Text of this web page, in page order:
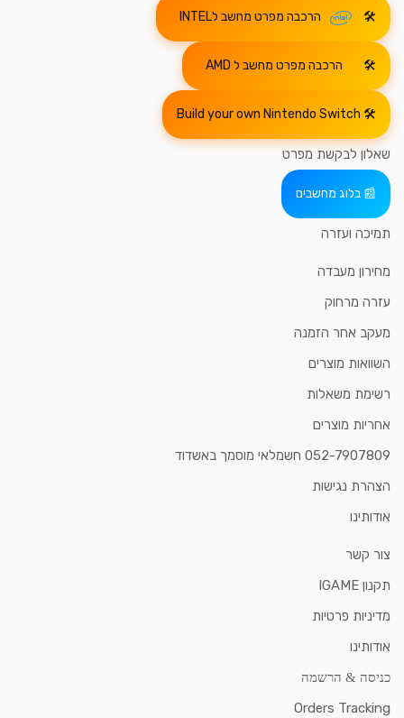
הרכבה מפרט מחשב לINTEL
הרכבה מפרט מחשב ל AMD
Build your own Nintendo Switch
שאלון לבקשת מפרט
בלוג מחשבים
תמיכה ועזרה
מחירון מעבדה
עזרה מרחוק
מעקב אחר הזמנה
השוואות מוצרים
רשימת משאלות
אחריות מוצרים
052-7907809 חשמלאי מוסמך באשדוד
הצהרת נגישות
אודותינו
צור קשר
תקנון IGAME
מדיניות פרטיות
אודותינו
כניסה & הרשמה
Orders Tracking